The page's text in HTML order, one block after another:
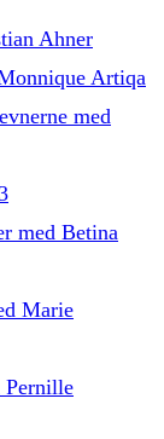
Ahner
Artiqa
med
med Betina
Marie
Pernille